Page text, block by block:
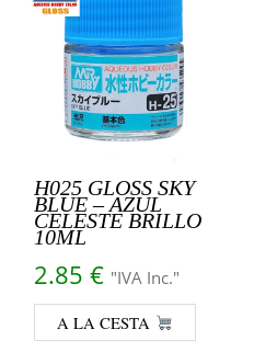
H025 GLOSS SKY
BLUE – AZUL
CELESTE BRILLO
10ML
2.85 € "IVA Inc."
A LA CESTA